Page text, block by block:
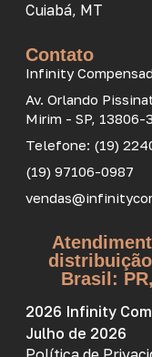
Cuiabá, MT
Contato
Infinity
Av. Orlando
Mirim - SP, 13806-
Telefone: (19)
(19) 97106-0987
Brasil:
2026 Infinity
Julho de 2026